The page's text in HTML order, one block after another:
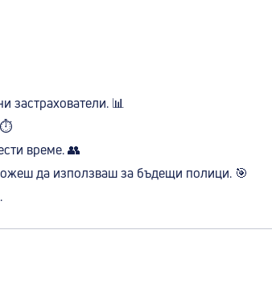
застрахователи. 📊
⏱️
време. 👥
да използваш за бъдещи полици. 🎯